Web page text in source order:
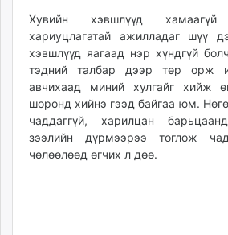
Хувийн хэвшлүүд
хариуцлагатай ажилладаг шүү
хэвшлүүд яагаад нэр хүндгүй
тэдний талбар дээр төр орж
авчихаад миний хулгайг хийж
шоронд хийнэ гээд байгаа юм.
чаддаггүй, харилцан
зээлийн дүрмээрээ тоглож
чөлөөлөөд өгчих л дөө.